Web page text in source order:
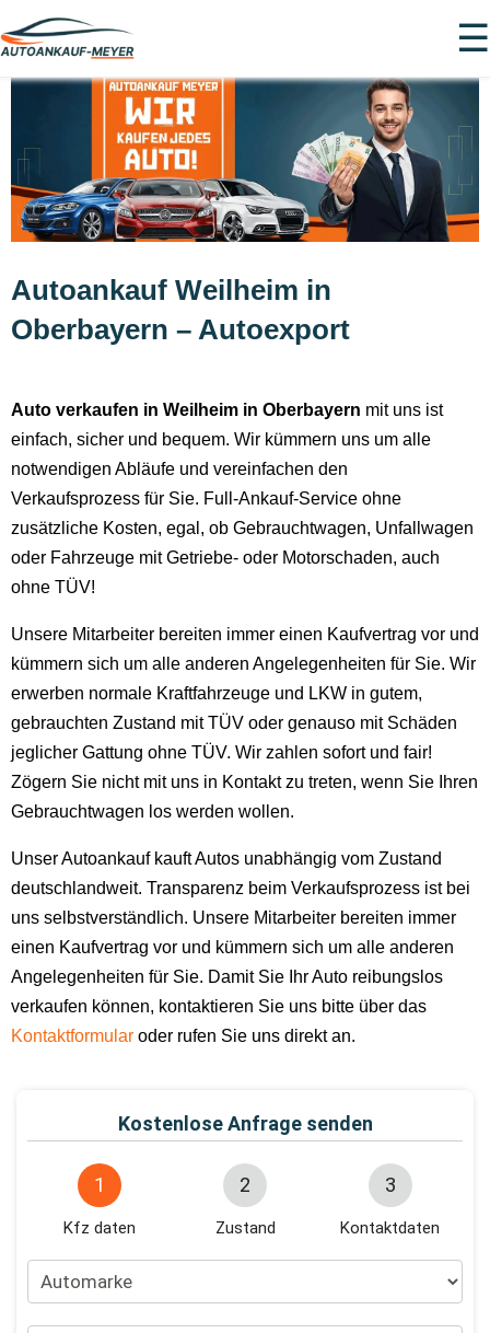
☰
Autoankauf Weilheim in
Oberbayern – Autoexport
Auto verkaufen in Weilheim in Oberbayern mit uns ist
einfach, sicher und bequem. Wir kümmern uns um alle
notwendigen Abläufe und vereinfachen den
Verkaufsprozess für Sie. Full-Ankauf-Service ohne
zusätzliche Kosten, egal, ob Gebrauchtwagen, Unfallwagen
oder Fahrzeuge mit Getriebe- oder Motorschaden, auch
ohne TÜV!
Unsere Mitarbeiter bereiten immer einen Kaufvertrag vor und
kümmern sich um alle anderen Angelegenheiten für Sie. Wir
erwerben normale Kraftfahrzeuge und LKW in gutem,
gebrauchten Zustand mit TÜV oder genauso mit Schäden
jeglicher Gattung ohne TÜV. Wir zahlen sofort und fair!
Zögern Sie nicht mit uns in Kontakt zu treten, wenn Sie Ihren
Gebrauchtwagen los werden wollen.
Unser Autoankauf kauft Autos unabhängig vom Zustand
deutschlandweit. Transparenz beim Verkaufsprozess ist bei
uns selbstverständlich. Unsere Mitarbeiter bereiten immer
einen Kaufvertrag vor und kümmern sich um alle anderen
Angelegenheiten für Sie. Damit Sie Ihr Auto reibungslos
verkaufen können, kontaktieren Sie uns bitte über das
Kontaktformular oder rufen Sie uns direkt an.